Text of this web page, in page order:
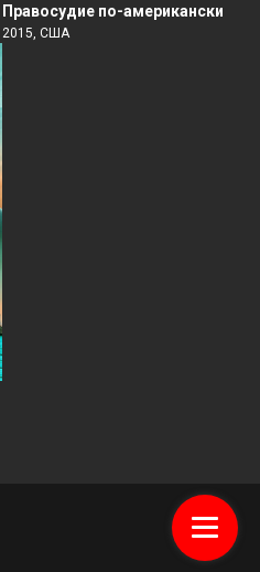
Правосудие по-американски
2015, США